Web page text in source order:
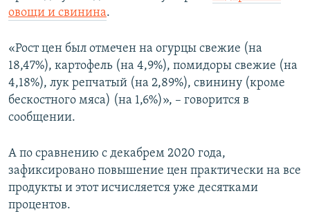
овощи и свинина.
«Рост цен был отмечен на огурцы свежие (на
18,47%), картофель (на 4,9%), помидоры свежие (на
4,18%), лук репчатый (на 2,89%), свинину (кроме
бескостного мяса) (на 1,6%)», – говорится в
сообщении.
А по сравнению с декабрем 2020 года,
зафиксировано повышение цен практически на все
продукты и этот исчисляется уже десятками
процентов.